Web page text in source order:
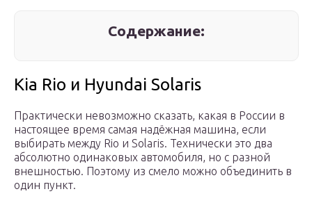
Содержание:
Kia Rio и Hyundai Solaris
Практически невозможно сказать, какая в России в
настоящее время самая надёжная машина, если
выбирать между Rio и Solaris. Технически это два
абсолютно одинаковых автомобиля, но с разной
внешностью. Поэтому из смело можно объединить в
один пункт.